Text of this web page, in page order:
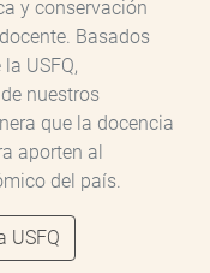
y conservación
Basados
USFQ,
nuestros
que la docencia
aporten al
del país.
USFQ